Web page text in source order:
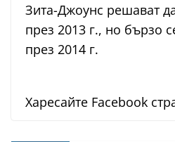
Зита-Джоунс решават
през 2013 г., но бързо
през 2014 г.
Харесайте Facebook